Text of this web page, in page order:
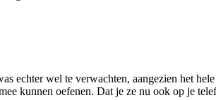
echter wel te verwachten, aangezien het
kunnen oefenen. Dat je ze nu ook op je